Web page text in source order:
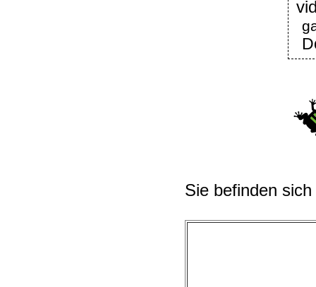
Sie befinden